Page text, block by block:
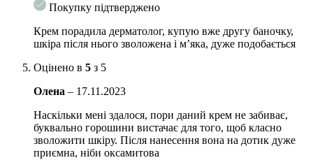
Покупку підтверджено
Крем порадила дерматолог, купую вже другу баночку,
шкіра після нього зволожена і м’яка, дуже подобається
Оцінено в 5 з 5
Олена – 17.11.2023
Наскільки мені здалося, пори даний крем не забиває,
буквально горошини вистачає для того, щоб класно
зволожити шкіру. Після нанесення вона на дотик дуже
приємна, ніби оксамитова